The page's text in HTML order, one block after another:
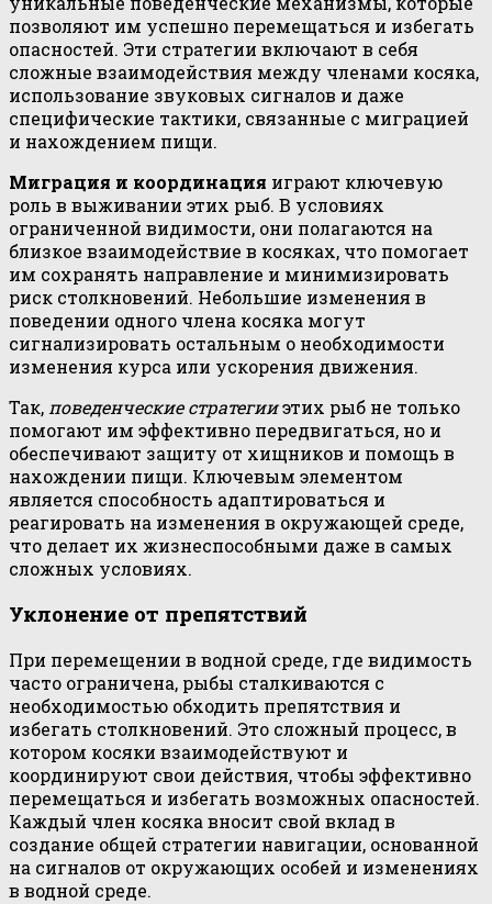
позволяют им успешно перемещаться и избегать
опасностей. Эти стратегии включают в себя
сложные взаимодействия между членами косяка,
использование звуковых сигналов и даже
специфические тактики, связанные с миграцией
и нахождением пищи.
Миграция и координация играют ключевую
роль в выживании этих рыб. В условиях
ограниченной видимости, они полагаются на
близкое взаимодействие в косяках, что помогает
им сохранять направление и минимизировать
риск столкновений. Небольшие изменения в
поведении одного члена косяка могут
сигнализировать остальным о необходимости
изменения курса или ускорения движения.
Так, поведенческие стратегииэтих рыб не только
помогают им эффективно передвигаться, но и
обеспечивают защиту от хищников и помощь в
нахождении пищи. Ключевым элементом
является способность адаптироваться и
реагировать на изменения в окружающей среде,
что делает их жизнеспособными даже в самых
сложных условиях.
Уклонение от препятствий
При перемещении в водной среде, где видимость
часто ограничена, рыбы сталкиваются с
необходимостью обходить препятствия и
избегать столкновений. Это сложный процесс, в
котором косяки взаимодействуют и
координируют свои действия, чтобы эффективно
перемещаться и избегать возможных опасностей.
Каждый член косяка вносит свой вклад в
создание общей стратегии навигации, основанной
на сигналов от окружающих особей и изменениях
в водной среде.